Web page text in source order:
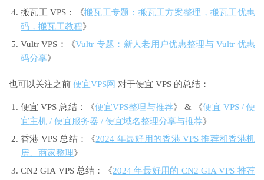
搬瓦工 VPS：《搬瓦工专题：搬瓦工方案整理，搬瓦工优惠
码，搬瓦工教程》
Vultr VPS：《Vultr 专题：新人老用户优惠整理与 Vultr 优惠
码分享》
也可以关注之前 便宜VPS网 对于便宜 VPS 的总结：
便宜 VPS 总结：《便宜VPS整理与推荐》 & 《便宜 VPS / 便
宜主机 / 便宜服务器 / 便宜域名整理分享与推荐》
香港 VPS 总结：《2024 年最好用的香港 VPS 推荐和香港机
房、商家整理》
CN2 GIA VPS 总结：《2024 年最好用的 CN2 GIA VPS 推荐